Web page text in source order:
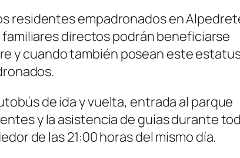
residentes empadronados en
directos podrán beneficiarse
y cuando también posean este
de ida y vuelta, entrada al parque
y la asistencia de guías durante
de las 21:00 horas del mismo día.